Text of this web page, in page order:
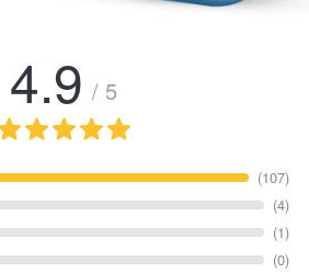
4.9 / 5
(107)
(4)
(1)
(0)